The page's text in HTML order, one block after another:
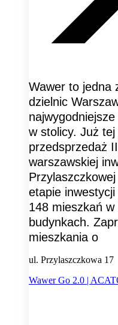
Wawer to jedna
dzielnic
w stolicy. Już
przedsprzedaż
warszawskiej
etapie
148 mieszkań
budynkach.
mieszkania o
ul. Przylaszczkowa 17
Wawer Go 2.0 |